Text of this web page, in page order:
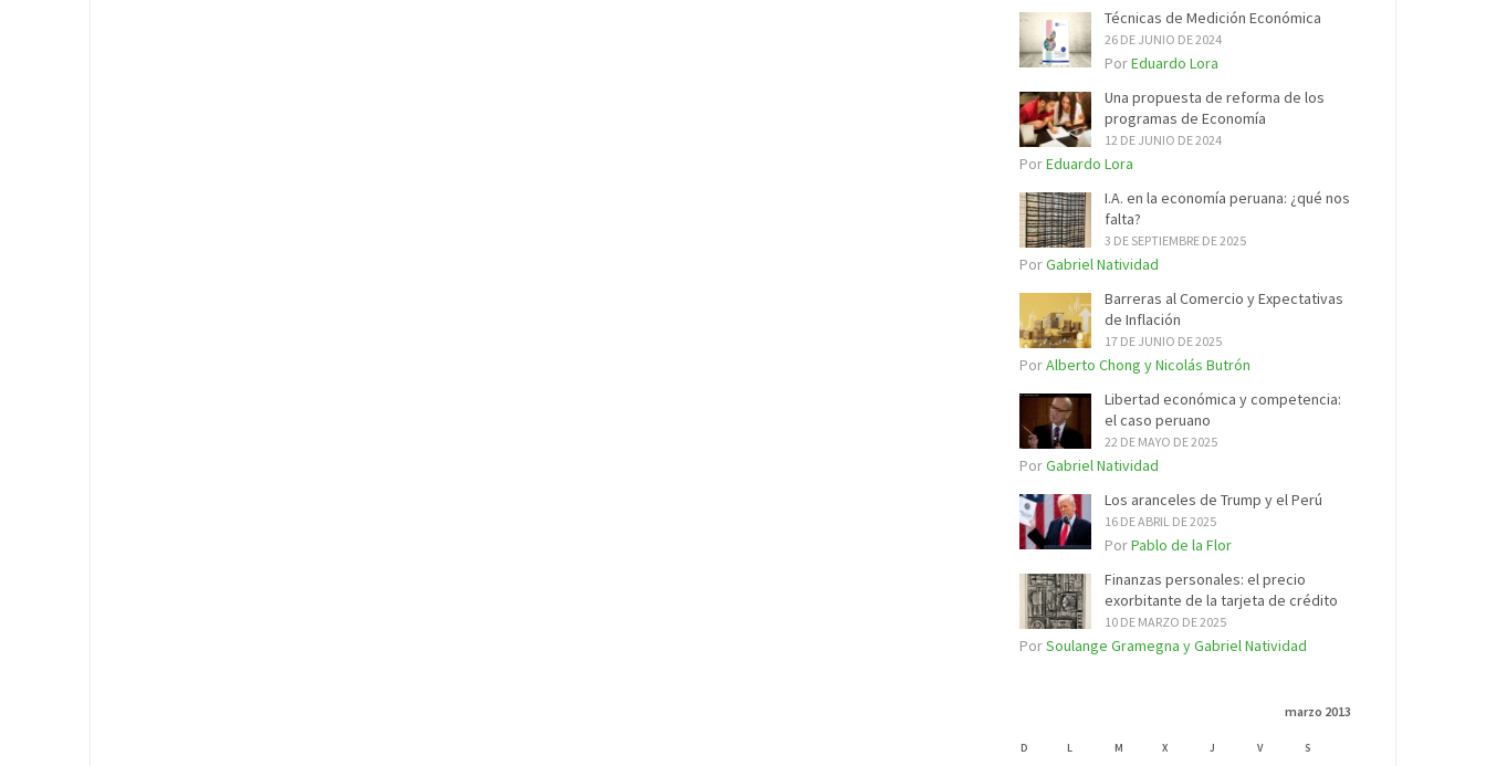
Técnicas de Medición Económica
26 DE JUNIO DE 2024
PorEduardo Lora
Una propuesta de reforma de los
programas de Economía
12 DE JUNIO DE 2024
PorEduardo Lora
I.A. en la economía peruana: ¿qué nos
falta?
3 DE SEPTIEMBRE DE 2025
PorGabriel Natividad
Barreras al Comercio y Expectativas
de Inflación
17 DE JUNIO DE 2025
PorAlberto Chong y Nicolás Butrón
Libertad económica y competencia:
el caso peruano
22 DE MAYO DE 2025
PorGabriel Natividad
Los aranceles de Trump y el Perú
16 DE ABRIL DE 2025
PorPablo de la Flor
Finanzas personales: el precio
exorbitante de la tarjeta de crédito
10 DE MARZO DE 2025
PorSoulange Gramegna y Gabriel Natividad
marzo 2013
D L M X J V S